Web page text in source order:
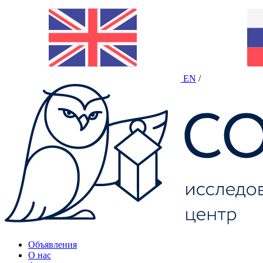
EN /
Объявления
О нас